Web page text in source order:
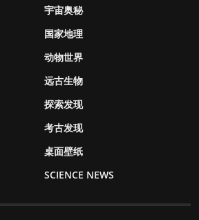
宇宙奥秘
国家地理
动物世界
远古生物
探索发现
考古发现
桌面壁纸
SCIENCE NEWS